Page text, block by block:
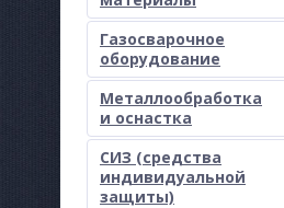
Газосварочное
оборудование
Металлообработка
и оснастка
СИЗ (средства
индивидуальной
защиты)